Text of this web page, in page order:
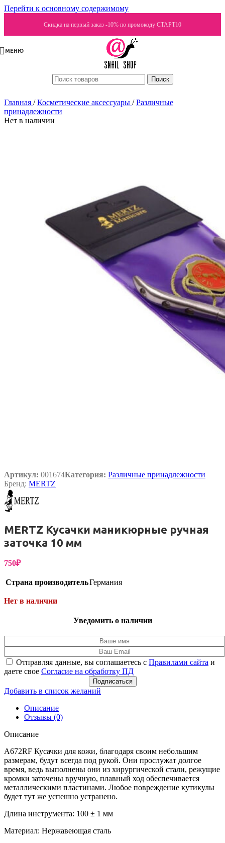
Перейти к основному содержимому
Скидка на первый заказ -10% по промокоду СТАРТ10
МЕНЮ
Поиск
Главная / Косметические аксессуары / Различные
принадлежности
Нет в наличии
Артикул: 001674Категория: Различные принадлежности
Бренд: MERTZ
MERTZ Кусачки маникюрные ручная
заточка 10 мм
750₽
Страна производительГермания
Нет в наличии
Уведомить о наличии
Отправляя данные, вы соглашаетесь с Правилами сайта и
даете свое Согласие на обработку ПД
Подписаться
Добавить в список желаний
Описание
Отзывы (0)
Описание
A672RF Кусачки для кожи, благодаря своим небольшим
размерам, будут всегда под рукой. Они прослужат долгое
время, ведь выполнены они из хирургической стали, режущие
кромки заточены вручную, плавный ход обеспечивается
металлическими пластинами. Любое повреждение кутикулы
будет тут же успешно устранено.
Длина инструмента: 100 ± 1 мм
Материал: Нержавеющая сталь